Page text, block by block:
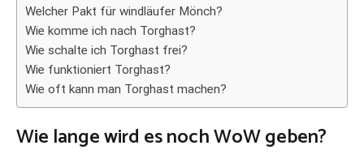
Welcher Pakt für windläufer Mönch?
Wie komme ich nach Torghast?
Wie schalte ich Torghast frei?
Wie funktioniert Torghast?
Wie oft kann man Torghast machen?
Wie lange wird es noch WoW geben?